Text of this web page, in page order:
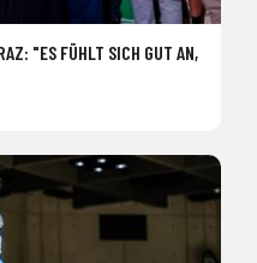
"ES FÜHLT SICH GUT AN,